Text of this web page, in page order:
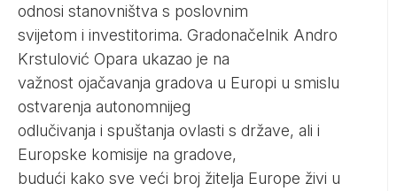
odnosi stanovništva s poslovnim
svijetom i investitorima. Gradonačelnik Andro
Krstulović Opara ukazao je na
važnost ojačavanja gradova u Europi u smislu
ostvarenja autonomnijeg
odlučivanja i spuštanja ovlasti s države, ali i
Europske komisije na gradove,
budući kako sve veći broj žitelja Europe živi u